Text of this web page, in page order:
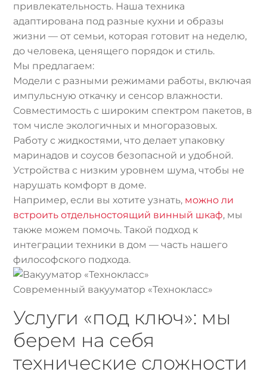
привлекательность. Наша техника
адаптирована под разные кухни и образы
жизни — от семьи, которая готовит на неделю,
до человека, ценящего порядок и стиль.
Мы предлагаем:
Модели с разными режимами работы, включая
импульсную откачку и сенсор влажности.
Совместимость с широким спектром пакетов, в
том числе экологичных и многоразовых.
Работу с жидкостями, что делает упаковку
маринадов и соусов безопасной и удобной.
Устройства с низким уровнем шума, чтобы не
нарушать комфорт в доме.
Например, если вы хотите узнать, можно ли
встроить отдельностоящий винный шкаф, мы
также можем помочь. Такой подход к
интеграции техники в дом — часть нашего
философского подхода.
Современный вакууматор «Технокласс»
Услуги «под ключ»: мы
берем на себя
технические сложности